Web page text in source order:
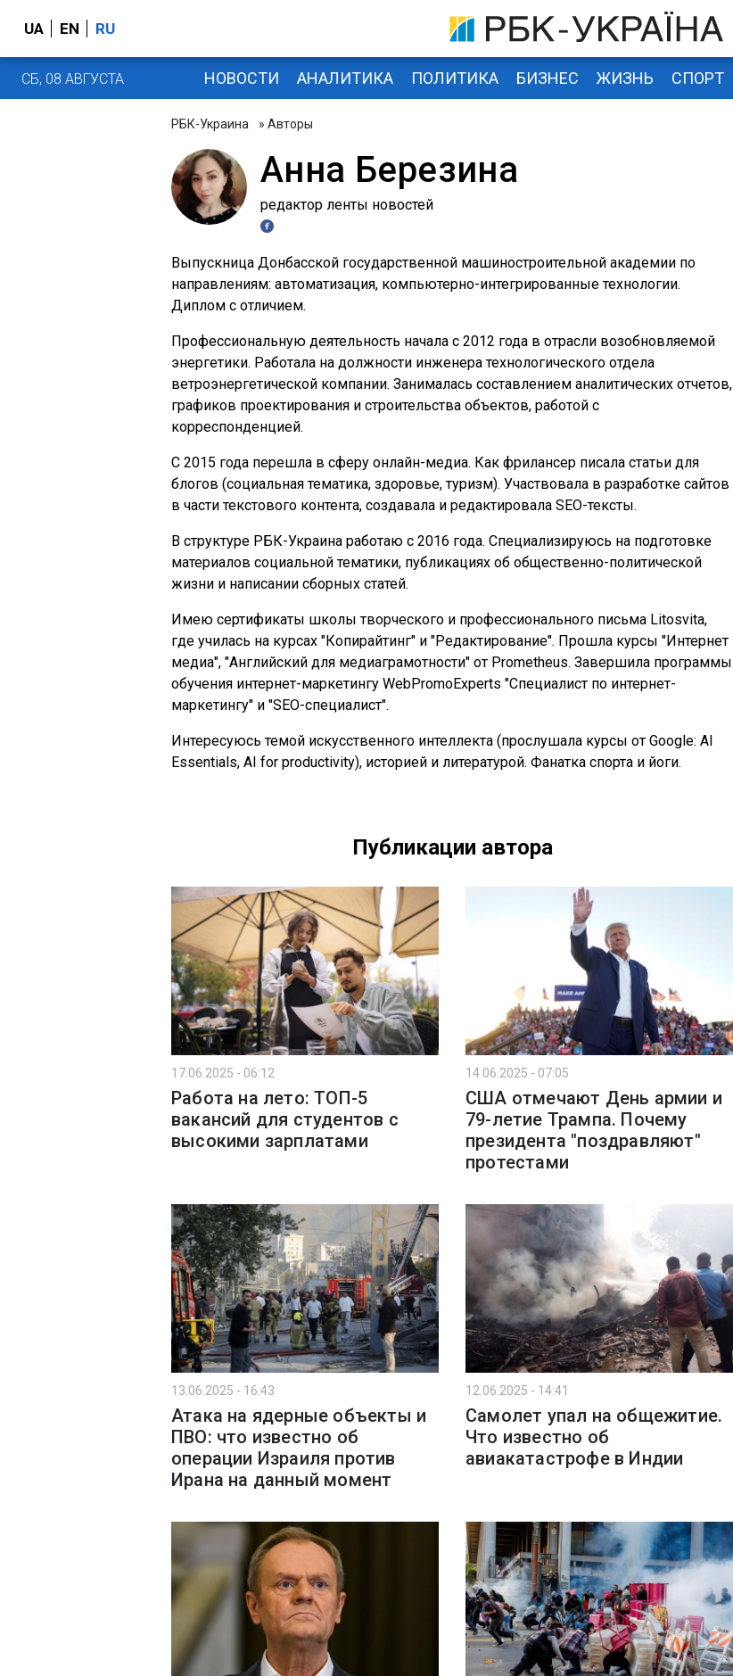
UA EN RU
СБ, 08 АВГУСТА НОВОСТИ АНАЛИТИКА ПОЛИТИКА БИЗНЕС ЖИЗНЬ СПОРТ
РБК-Украина » Авторы
Анна Березина
редактор ленты новостей
Выпускница Донбасской государственной машиностроительной академии по
направлениям: автоматизация, компьютерно-интегрированные технологии.
Диплом с отличием.
Профессиональную деятельность начала с 2012 года в отрасли возобновляемой
энергетики. Работала на должности инженера технологического отдела
ветроэнергетической компании. Занималась составлением аналитических отчетов,
графиков проектирования и строительства объектов, работой с
корреспонденцией.
С 2015 года перешла в сферу онлайн-медиа. Как фрилансер писала статьи для
блогов (социальная тематика, здоровье, туризм). Участвовала в разработке сайтов
в части текстового контента, создавала и редактировала SEO-тексты.
В структуре РБК-Украина работаю с 2016 года. Специализируюсь на подготовке
материалов социальной тематики, публикациях об общественно-политической
жизни и написании сборных статей.
Имею сертификаты школы творческого и профессионального письма Litosvita,
где училась на курсах "Копирайтинг" и "Редактирование". Прошла курсы "Интернет
медиа", "Английский для медиаграмотности" от Prometheus. Завершила программы
обучения интернет-маркетингу WebPromoExperts "Специалист по интернет-
маркетингу" и "SEO-специалист".
Интересуюсь темой искусственного интеллекта (прослушала курсы от Google: AI
Essentials, AI for productivity), историей и литературой. Фанатка спорта и йоги.
Публикации автора
17.06.2025 - 06:12
Работа на лето: ТОП-5
вакансий для студентов с
высокими зарплатами
14.06.2025 - 07:05
США отмечают День армии и
79-летие Трампа. Почему
президента "поздравляют"
протестами
13.06.2025 - 16:43
Атака на ядерные объекты и
ПВО: что известно об
операции Израиля против
Ирана на данный момент
12.06.2025 - 14:41
Самолет упал на общежитие.
Что известно об
авиакатастрофе в Индии